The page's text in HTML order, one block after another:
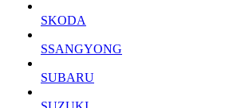
SKODA
SSANGYONG
SUBARU